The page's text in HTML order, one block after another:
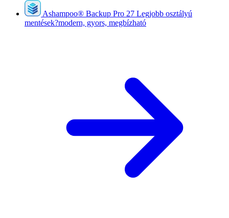
Ashampoo® Backup Pro 27 Legjobb osztályú
mentések?modern, gyors, megbízható